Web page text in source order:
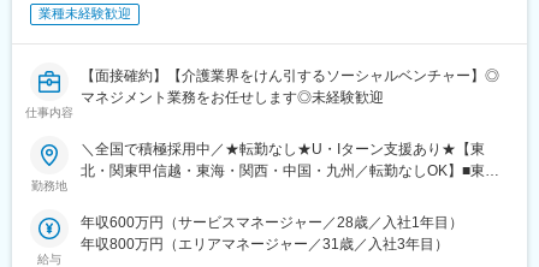
業種未経験歓迎
仕事内容
【面接確約】【介護業界をけん引するソーシャルベンチャー】◎
マネジメント業務をお任せします◎未経験歓迎
勤務地
＼全国で積極採用中／★転勤なし★U・Iターン支援あり★【東
北・関東甲信越・東海・関西・中国・九州／転勤なしOK】■東北
木、群馬、埼玉、千葉、東京、神奈川、新潟、富山、山梨、長野■
東海／岐阜、静岡、愛知、三重■関西／滋賀、京都、大阪、兵庫、
奈良、和歌山■中国・四国／岡山、広島、山口、徳島、香川、愛
給与
年収600万円（サービスマネージャー／28歳／入社1年目）
年収800万円（エリアマネージャー／31歳／入社3年目）